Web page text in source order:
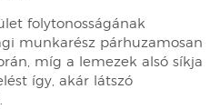
folytonosságának
munkarész párhuzamosan
míg a lemezek alsó síkja
így, akár látszó